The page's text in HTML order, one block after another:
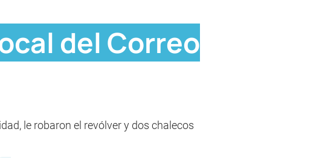
del Correo
le robaron el revólver y dos chalecos